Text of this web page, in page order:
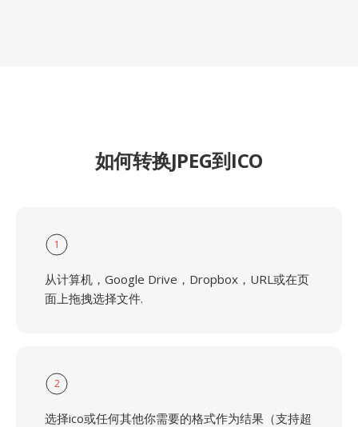
如何转换JPEG到ICO
1
从计算机，Google Drive，Dropbox，URL或在页
面上拖拽选择文件.
2
选择ico或任何其他你需要的格式作为结果（支持超